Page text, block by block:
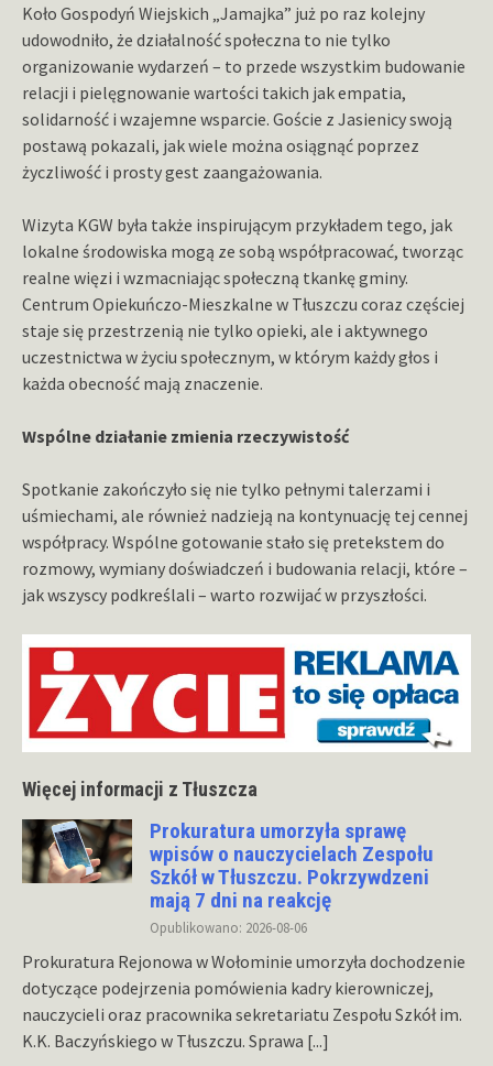
Koło Gospodyń Wiejskich „Jamajka” już po raz kolejny
udowodniło, że działalność społeczna to nie tylko
organizowanie wydarzeń – to przede wszystkim budowanie
relacji i pielęgnowanie wartości takich jak empatia,
solidarność i wzajemne wsparcie. Goście z Jasienicy swoją
postawą pokazali, jak wiele można osiągnąć poprzez
życzliwość i prosty gest zaangażowania.
Wizyta KGW była także inspirującym przykładem tego, jak
lokalne środowiska mogą ze sobą współpracować, tworząc
realne więzi i wzmacniając społeczną tkankę gminy.
Centrum Opiekuńczo-Mieszkalne w Tłuszczu coraz częściej
staje się przestrzenią nie tylko opieki, ale i aktywnego
uczestnictwa w życiu społecznym, w którym każdy głos i
każda obecność mają znaczenie.
Wspólne działanie zmienia rzeczywistość
Spotkanie zakończyło się nie tylko pełnymi talerzami i
uśmiechami, ale również nadzieją na kontynuację tej cennej
współpracy. Wspólne gotowanie stało się pretekstem do
rozmowy, wymiany doświadczeń i budowania relacji, które –
jak wszyscy podkreślali – warto rozwijać w przyszłości.
Więcej informacji z Tłuszcza
Prokuratura umorzyła sprawę
wpisów o nauczycielach Zespołu
Szkół w Tłuszczu. Pokrzywdzeni
mają 7 dni na reakcję
Opublikowano: 2026-08-06
Prokuratura Rejonowa w Wołominie umorzyła dochodzenie
dotyczące podejrzenia pomówienia kadry kierowniczej,
nauczycieli oraz pracownika sekretariatu Zespołu Szkół im.
K.K. Baczyńskiego w Tłuszczu. Sprawa [...]